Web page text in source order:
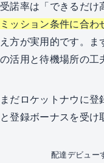
受諾率は「できるだけ
ミッション条件に合
え方が実用的です。
の活用と待機場所の工
まだロケットナウに登
と登録ボーナスを受け
配達デビュー